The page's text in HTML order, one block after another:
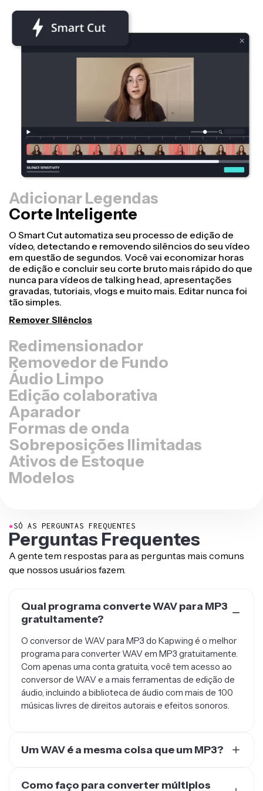
Adicionar Legendas
Corte Inteligente
Redimensionador
Transforme vídeos mais rapidamente e deixe-os mais
profissionais com nosso recurso de
Redimensionamento de Tela! Em apenas alguns
cliques, você pode pegar um único vídeo e ajustá-lo
para o tamanho certo em qualquer outra plataforma,
seja para TikTok, Youtube, Instagram, Twitter, Linkedin
ou qualquer outro lugar.
Removedor de Fundo
Áudio Limpo
Edição colaborativa
Aparador
Formas de onda
Sobreposições Ilimitadas
Ativos de Estoque
Modelos
●SÓ AS PERGUNTAS FREQUENTES
Perguntas Frequentes
A gente tem respostas para as perguntas mais comuns
que nossos usuários fazem.
Qual programa converte WAV para MP3
gratuitamente?
O conversor de WAV para MP3 do Kapwing é o melhor
programa para converter WAV em MP3 gratuitamente.
Com apenas uma conta gratuita, você tem acesso ao
conversor de WAV e a mais ferramentas de edição de
áudio, incluindo a biblioteca de áudio com mais de 100
músicas livres de direitos autorais e efeitos sonoros.
Um WAV é a mesma coisa que um MP3?
descompactados com um tamanho de arquivo maior,
Como faço para converter múltiplos